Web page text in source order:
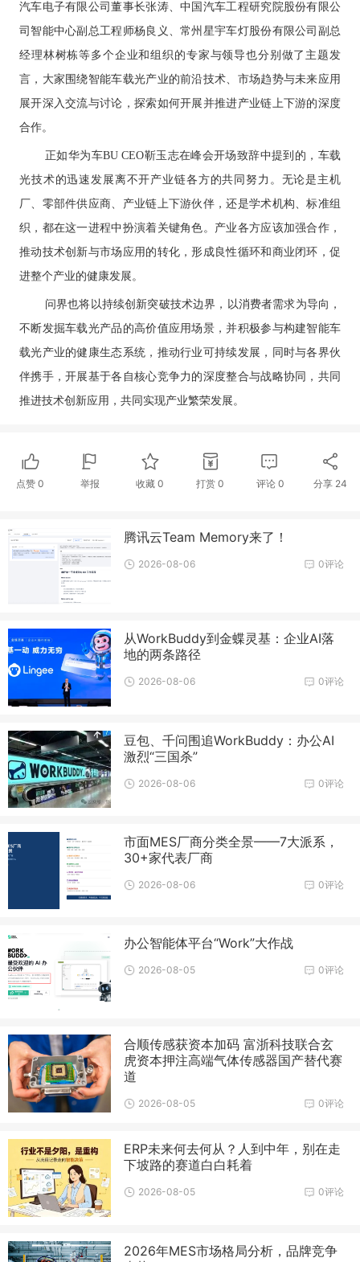
汽车电子有限公司董事长张涛、中国汽车工程研究院股份有限公
司智能中心副总工程师杨良义、常州星宇车灯股份有限公司副总
经理林树栋等多个企业和组织的专家与领导也分别做了主题发
言，大家围绕智能车载光产业的前沿技术、市场趋势与未来应用
展开深入交流与讨论，探索如何开展并推进产业链上下游的深度
合作。
正如华为车BU CEO靳玉志在峰会开场致辞中提到的，车载
光技术的迅速发展离不开产业链各方的共同努力。无论是主机
厂、零部件供应商、产业链上下游伙伴，还是学术机构、标准组
织，都在这一进程中扮演着关键角色。产业各方应该加强合作，
推动技术创新与市场应用的转化，形成良性循环和商业闭环，促
进整个产业的健康发展。
问界也将以持续创新突破技术边界，以消费者需求为导向，
不断发掘车载光产品的高价值应用场景，并积极参与构建智能车
载光产业的健康生态系统，推动行业可持续发展，同时与各界伙
伴携手，开展基于各自核心竞争力的深度整合与战略协同，共同
推进技术创新应用，共同实现产业繁荣发展。
点赞 0 举报 收藏0 打赏 0 评论 0 分享 24
腾讯云Team Memory来了！
0评论
2026-08-06
从WorkBuddy到金蝶灵基：企业AI落
地的两条路径
0评论
2026-08-06
豆包、千问围追WorkBuddy：办公AI
激烈“三国杀”
0评论
2026-08-06
市面MES厂商分类全景——7大派系，
30+家代表厂商
0评论
2026-08-06
办公智能体平台“Work”大作战
0评论
2026-08-05
合顺传感获资本加码 富浙科技联合玄
虎资本押注高端气体传感器国产替代赛
道
0评论
2026-08-05
ERP未来何去何从？人到中年，别在走
下坡路的赛道白白耗着
0评论
2026-08-05
2026年MES市场格局分析，品牌竞争